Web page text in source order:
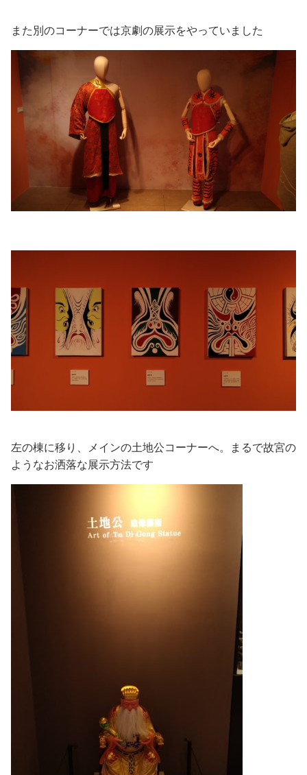
また別のコーナーでは京劇の展示をやっていました
左の棟に移り、メインの土地公コーナーへ。まるで故宮の
ようなお洒落な展示方法です